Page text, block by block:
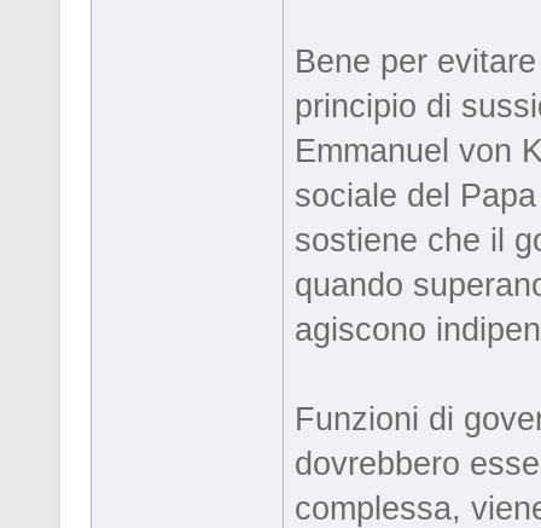
Bene per
principio di
Emmanuel von
sociale del
sostiene che il
quando
agiscono
Funzioni di
dovrebbero
complessa,